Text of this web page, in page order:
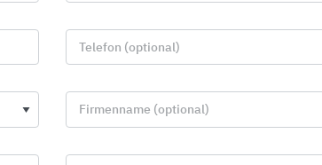
Telefon (optional)
Firmenname (optional)